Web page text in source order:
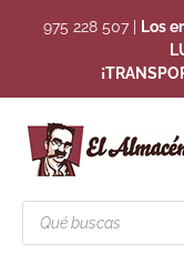
975 228 507
Los